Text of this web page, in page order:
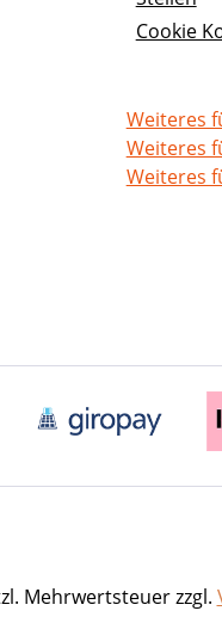
Cookie
Weiteres
Weiteres
Weiteres
Mehrwertsteuer zzgl.